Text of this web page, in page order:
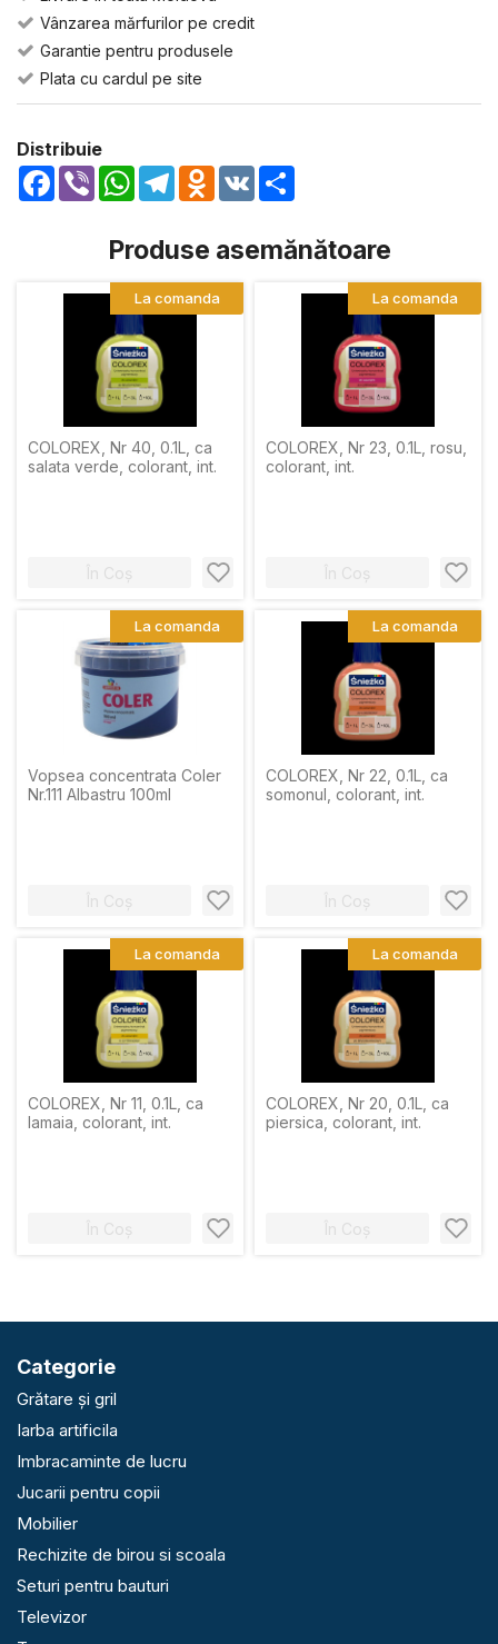
Vânzarea mărfurilor pe credit
Garantie pentru produsele
Plata cu cardul pe site
Distribuie
Facebook
Viber WhatsApp
TelegramOdnoklassniki
VK
Produse asemănătoare
COLOREX, Nr 40, 0.1L, ca
salata verde, colorant, int.
În Coș
La comanda
COLOREX, Nr 23, 0.1L, rosu,
colorant, int.
În Coș
La comanda
Vopsea concentrata Coler
Nr.111 Albastru 100ml
În Coș
La comanda
COLOREX, Nr 22, 0.1L, ca
somonul, colorant, int.
În Coș
La comanda
COLOREX, Nr 11, 0.1L, ca
lamaia, colorant, int.
În Coș
La comanda
COLOREX, Nr 20, 0.1L, ca
piersica, colorant, int.
În Coș
La comanda
Categorie
Grătare și gril
Iarba artificila
Imbracaminte de lucru
Jucarii pentru copii
Mobilier
Rechizite de birou si scoala
Seturi pentru bauturi
Televizor